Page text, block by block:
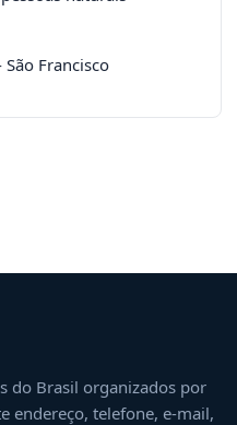
Francisco
do Brasil organizados por
endereço, telefone, e-mail,